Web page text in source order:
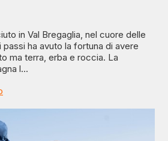
in Val Bregaglia, nel cuore delle
ha avuto la fortuna di avere
ma terra, erba e roccia. La
l...